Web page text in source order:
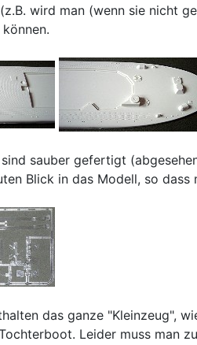
wird man (wenn sie nicht
sauber gefertigt
Blick in das Modell, so
das ganze "Kleinzeug",
Leider muss man